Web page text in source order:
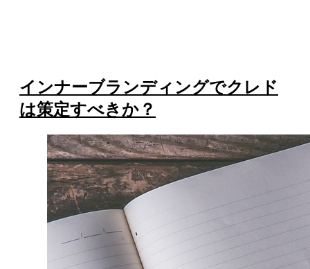
インナーブランディングでクレド
は策定すべきか？